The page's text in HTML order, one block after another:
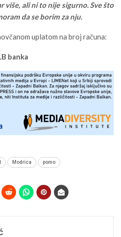
više, ali ni to nije sigurno. Sve što
da se borim za nju.
uplatom na broj računa:
banka
Modrica pomo